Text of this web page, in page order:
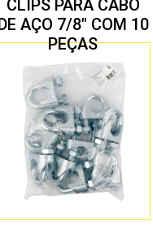
CLIPS PARA CABO
AÇO 7/8″ COM 10
PEÇAS